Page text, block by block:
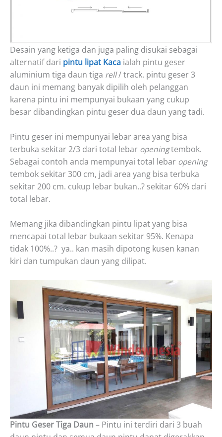
Desain yang ketiga dan juga paling disukai sebagai
alternatif dari pintu lipat Kaca ialah pintu geser
aluminium tiga daun tiga rell/ track. pintu geser 3
daun ini memang banyak dipilih oleh pelanggan
karena pintu ini mempunyai bukaan yang cukup
besar dibandingkan pintu geser dua daun yang tadi.
Pintu geser ini mempunyai lebar area yang bisa
terbuka sekitar 2/3 dari total lebar openingtembok.
Sebagai contoh anda mempunyai total lebar opening
tembok sekitar 300 cm, jadi area yang bisa terbuka
sekitar 200 cm. cukup lebar bukan..? sekitar 60% dari
total lebar.
Memang jika dibandingkan pintu lipat yang bisa
mencapai total lebar bukaan sekitar 95%. Kenapa
tidak 100%..? ya.. kan masih dipotong kusen kanan
kiri dan tumpukan daun yang dilipat.
Pintu Geser Tiga Daun – Pintu ini terdiri dari 3 buah